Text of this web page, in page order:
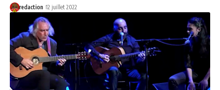
redaction 12 juillet 2022